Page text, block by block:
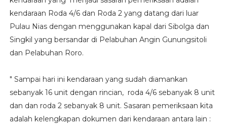
kendaraan Roda 4/6 dan Roda 2 yang datang dari luar
Pulau Nias dengan menggunakan kapal dari Sibolga dan
Singkil yang bersandar di Pelabuhan Angin Gunungsitoli
dan Pelabuhan Roro.
" Sampai hari ini kendaraan yang sudah diamankan
sebanyak 16 unit dengan rincian, roda 4/6 sebanyak 8 unit
dan dan roda 2 sebanyak 8 unit. Sasaran pemeriksaan kita
adalah kelengkapan dokumen dari kendaraan antara lain :